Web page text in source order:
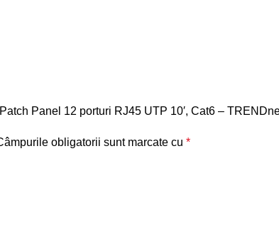
Panel 12 porturi RJ45 UTP 10′, Cat6 –
obligatorii sunt marcate cu *